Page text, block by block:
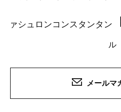
ァシュロンコンスタンタン
ル
メールマ